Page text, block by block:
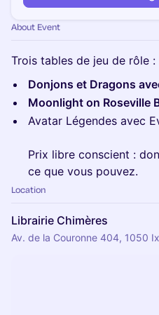
About Event
Trois tables de jeu de rôle :
Donjons et Dragons
Moonlight on Roseville
Avatar Légendes avec
Prix libre conscient :
ce que vous pouvez.
Location
Librairie Chimères
Av. de la Couronne 404, 1050